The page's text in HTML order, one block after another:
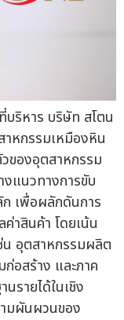
บริหาร บริษัท สโตน
หกรรมเหมืองหิน
ของอุตสาหกรรม
งแนวทางการขับ
เพื่อผลักดันการ
ค่าสินค้า โดยเน้น
น อุตสาหกรรมผลิต
อสร้าง และภาค
รายได้ในเชิง
มผันผวนของ